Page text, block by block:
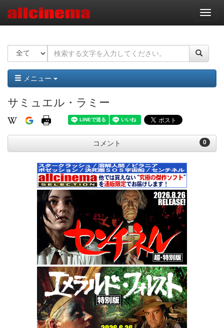
ナ
ビ
ー
ョ
ン
メニュー
サミュエル・ラミー
0
コメント